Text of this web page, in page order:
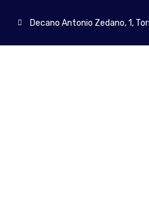
Decano Antonio Zedano, 1,